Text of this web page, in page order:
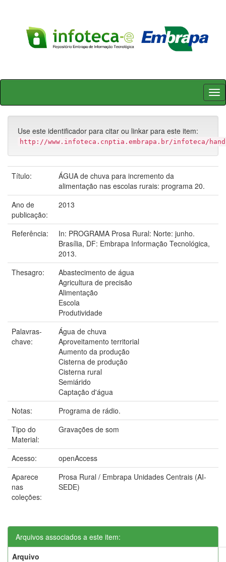
Skip
Use este identificador para citar ou linkar para este item:
http://www.infoteca.cnptia.embrapa.br/infoteca/
Título:
ÁGUA de chuva para incremento da
alimentação nas escolas rurais: programa 20.
Ano de
publicação:
2013
Referência:
In: PROGRAMA Prosa Rural: Norte: junho.
Brasília, DF: Embrapa Informação Tecnológica,
2013.
Thesagro:
Abastecimento de água
Agricultura de precisão
Alimentação
Escola
Produtividade
Palavras-
chave:
Água de chuva
Aproveitamento territorial
Aumento da produção
Cisterna de produção
Cisterna rural
Semiárido
Captação d'água
Notas:
Programa de rádio.
Tipo do
Material:
Gravações de som
Acesso:
openAccess
Aparece
nas
coleções:
Prosa Rural / Embrapa Unidades Centrais (AI-
SEDE)
Arquivos associados a este item:
Arquivo